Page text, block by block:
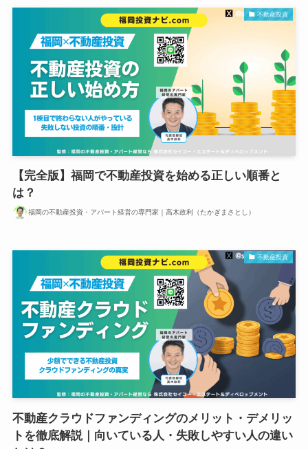
不動産投資
【完全版】福岡で不動産投資を始める正しい順番と
は？
福岡の不動産投資・アパート経営の専門家｜高木政利（たかぎまさとし）
不動産投資
不動産クラウドファンディングのメリット・デメリッ
トを徹底解説｜向いている人・失敗しやすい人の違い